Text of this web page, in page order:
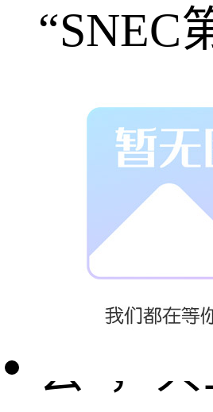
“SNEC
(2026)
能技术
及应用(
大会暨
会”，